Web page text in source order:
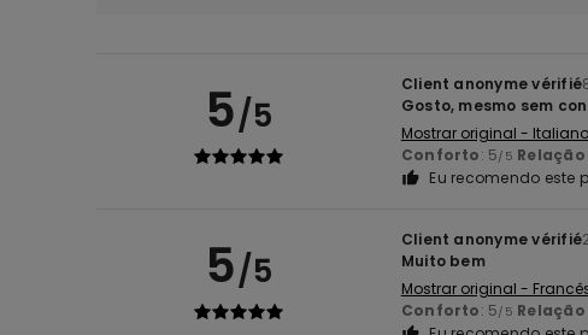
5/5
Client anonyme vérifié
Gosto, mesmo sem
Mostrar original - Italiano
Conforto: 5/5
Eu recomendo este
5/5
Client anonyme vérifié
Muito bem
Mostrar original -
Conforto: 5/5